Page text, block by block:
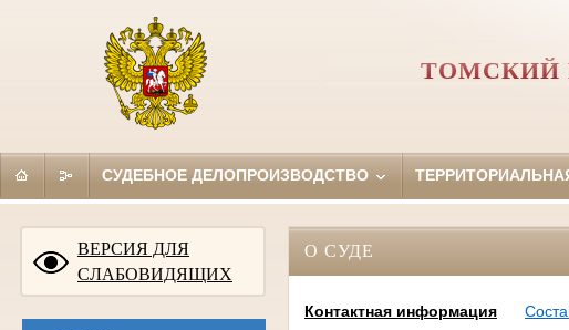
ТОМСКИЙ
СУДЕБНОЕ ДЕЛОПРОИЗВОДСТВО
ВЕРСИЯ ДЛЯ
СЛАБОВИДЯЩИХ
О СУДЕ
Контактная информация